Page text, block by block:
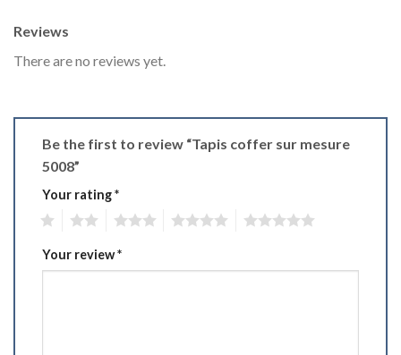
Reviews
There are no reviews yet.
Be the first to review “Tapis coffer sur mesure
5008”
Your rating*
Your review*